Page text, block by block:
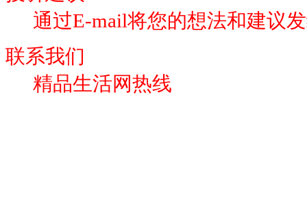
通过E-mail将您的想法和建议
联系我们
精品生活网热线